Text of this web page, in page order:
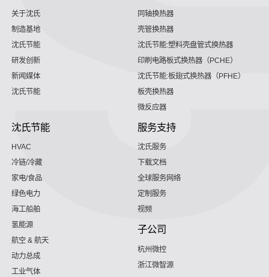
关于沈氏
制造基地
沈氏节能
研发创新
新闻媒体
沈氏节能
同轴换热器
壳管换热器
沈氏节能:塑料壳盘管式换热器
印刷电路板式换热器（PCHE）
沈氏节能:板翅式换热器（PFHE）
板壳换热器
微反应器
沈氏节能
HVAC
冷链/冷藏
家电/食品
绿色电力
海工船舶
氢能源
航空 & 航天
动力总成
工业气体
服务支持
沈氏服务
下载文档
全球服务网络
定制服务
视频
子公司
杭州微控
浙江微智源